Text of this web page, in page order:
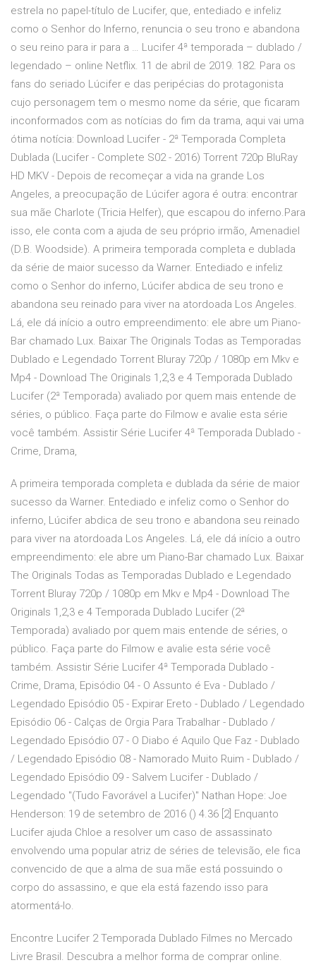
estrela no papel-título de Lucifer, que, entediado e infeliz
como o Senhor do Inferno, renuncia o seu trono e abandona
o seu reino para ir para a … Lucifer 4ª temporada – dublado /
legendado – online Netflix. 11 de abril de 2019. 182. Para os
fans do seriado Lúcifer e das peripécias do protagonista
cujo personagem tem o mesmo nome da série, que ficaram
inconformados com as notícias do fim da trama, aqui vai uma
ótima notícia: Download Lucifer - 2ª Temporada Completa
Dublada (Lucifer - Complete S02 - 2016) Torrent 720p BluRay
HD MKV - Depois de recomeçar a vida na grande Los
Angeles, a preocupação de Lúcifer agora é outra: encontrar
sua mãe Charlote (Tricia Helfer), que escapou do inferno.Para
isso, ele conta com a ajuda de seu próprio irmão, Amenadiel
(D.B. Woodside). A primeira temporada completa e dublada
da série de maior sucesso da Warner. Entediado e infeliz
como o Senhor do inferno, Lúcifer abdica de seu trono e
abandona seu reinado para viver na atordoada Los Angeles.
Lá, ele dá início a outro empreendimento: ele abre um Piano-
Bar chamado Lux. Baixar The Originals Todas as Temporadas
Dublado e Legendado Torrent Bluray 720p / 1080p em Mkv e
Mp4 - Download The Originals 1,2,3 e 4 Temporada Dublado
Lucifer (2ª Temporada) avaliado por quem mais entende de
séries, o público. Faça parte do Filmow e avalie esta série
você também. Assistir Série Lucifer 4ª Temporada Dublado -
Crime, Drama,
A primeira temporada completa e dublada da série de maior
sucesso da Warner. Entediado e infeliz como o Senhor do
inferno, Lúcifer abdica de seu trono e abandona seu reinado
para viver na atordoada Los Angeles. Lá, ele dá início a outro
empreendimento: ele abre um Piano-Bar chamado Lux. Baixar
The Originals Todas as Temporadas Dublado e Legendado
Torrent Bluray 720p / 1080p em Mkv e Mp4 - Download The
Originals 1,2,3 e 4 Temporada Dublado Lucifer (2ª
Temporada) avaliado por quem mais entende de séries, o
público. Faça parte do Filmow e avalie esta série você
também. Assistir Série Lucifer 4ª Temporada Dublado -
Crime, Drama, Episódio 04 - O Assunto é Eva - Dublado /
Legendado Episódio 05 - Expirar Ereto - Dublado / Legendado
Episódio 06 - Calças de Orgia Para Trabalhar - Dublado /
Legendado Episódio 07 - O Diabo é Aquilo Que Faz - Dublado
/ Legendado Episódio 08 - Namorado Muito Ruim - Dublado /
Legendado Episódio 09 - Salvem Lucifer - Dublado /
Legendado "(Tudo Favorável a Lucifer)" Nathan Hope: Joe
Henderson: 19 de setembro de 2016 () 4.36 [2] Enquanto
Lucifer ajuda Chloe a resolver um caso de assassinato
envolvendo uma popular atriz de séries de televisão, ele fica
convencido de que a alma de sua mãe está possuindo o
corpo do assassino, e que ela está fazendo isso para
atormentá-lo.
Encontre Lucifer 2 Temporada Dublado Filmes no Mercado
Livre Brasil. Descubra a melhor forma de comprar online.